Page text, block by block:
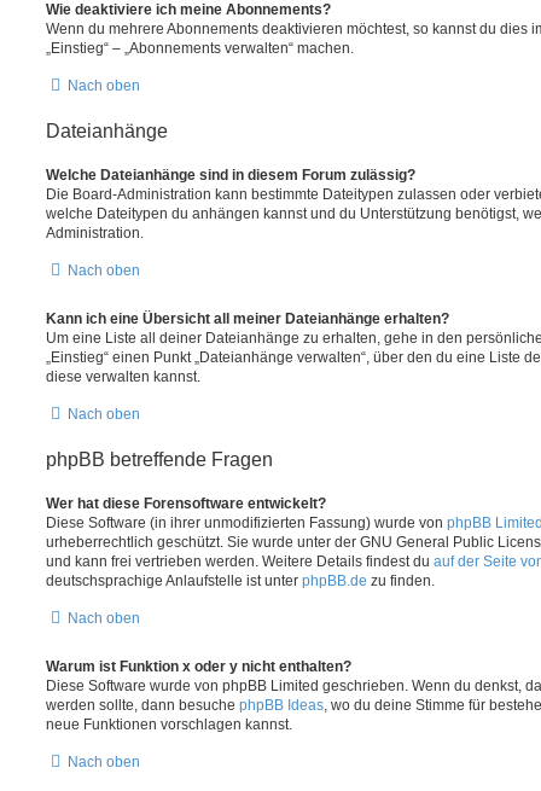
Wie deaktiviere ich meine Abonnements?
Wenn du mehrere Abonnements deaktivieren möchtest, so kannst du dies
„Einstieg“ – „Abonnements verwalten“ machen.
Nach oben
Dateianhänge
Welche Dateianhänge sind in diesem Forum zulässig?
Die Board-Administration kann bestimmte Dateitypen zulassen oder
welche Dateitypen du anhängen kannst und du Unterstützung benötigst,
Administration.
Nach oben
Kann ich eine Übersicht all meiner Dateianhänge erhalten?
Um eine Liste all deiner Dateianhänge zu erhalten, gehe in den
„Einstieg“ einen Punkt „Dateianhänge verwalten“, über den du eine Liste
diese verwalten kannst.
Nach oben
phpBB betreffende Fragen
Wer hat diese Forensoftware entwickelt?
Diese Software (in ihrer unmodifizierten Fassung) wurde von phpBB
urheberrechtlich geschützt. Sie wurde unter der GNU General Public
und kann frei vertrieben werden. Weitere Details findest du auf der Seite
deutschsprachige Anlaufstelle ist unter phpBB.de zu finden.
Nach oben
Warum ist Funktion x oder y nicht enthalten?
Diese Software wurde von phpBB Limited geschrieben. Wenn du denkst,
werden sollte, dann besuche phpBB Ideas, wo du deine Stimme für
neue Funktionen vorschlagen kannst.
Nach oben